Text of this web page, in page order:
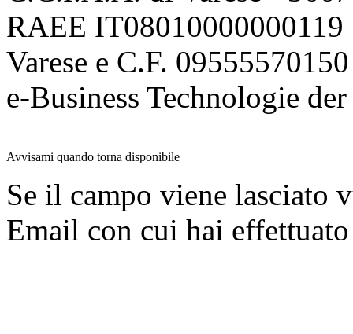
RAEE
Varese e C.F. 09555570150
e-Business Technologie
Avvisami quando torna disponibile
Se il campo viene lasciato
Email con cui hai